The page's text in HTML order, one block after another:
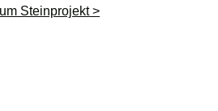
Steinprojekt >